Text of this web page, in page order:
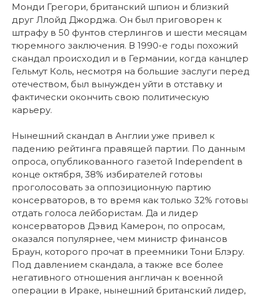
Монди Грегори, британский шпион и близкий
друг Ллойд Джорджа. Он был приговорен к
штрафу в 50 фунтов стерлингов и шести месяцам
тюремного заключения. В 1990-е годы похожий
скандал происходил и в Германии, когда канцлер
Гельмут Коль, несмотря на большие заслуги перед
отечеством, был вынужден уйти в отставку и
фактически окончить свою политическую
карьеру.
Нынешний скандал в Англии уже привел к
падению рейтинга правящей партии. По данным
опроса, опубликованного газетой Independent в
конце октября, 38% избирателей готовы
проголосовать за оппозиционную партию
консерваторов, в то время как только 32% готовы
отдать голоса лейбористам. Да и лидер
консерваторов Дэвид Камерон, по опросам,
оказался популярнее, чем министр финансов
Браун, которого прочат в преемники Тони Блэру.
Под давлением скандала, а также все более
негативного отношения англичан к военной
операции в Ираке, нынешний британский лидер,